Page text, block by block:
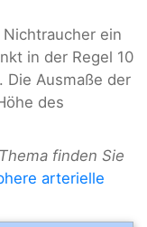
ein
in der Regel 10
Die Ausmaße der
des
finden Sie
arterielle